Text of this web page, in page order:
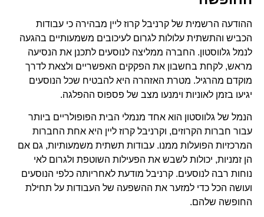
ההודעה הרשמית של קרניבל קרוז ליין מבהירה כי עבודות
הכביש והתשתית עלולות לגרום לעיכובים משמעותיים בהגעה
לנמל גלווסטון. החברה ממליצה לנוסעים לתכנן את הנסיעה
מראש, לקחת בחשבון את הפקקים האפשריים ולצאת לדרך
מוקדם מהרגיל. מטרת האזהרה היא להבטיח שכל הנוסעים
יגיעו בזמן לאוניות וימנעו מצב של פספוס ההפלגה.
הנמל של גלווסטון הוא אחד מנמלי הבית הפופולריים ביותר
עבור חברות הקרוזים, וקרניבל קרוז ליין היא אחת החברות
המרכזיות הפועלות ממנו. עבודות תשתית משמעותיות, גם אם
הן זמניות, יכולות לשבש את הפעילות השוטפת ולגרום לאי
נוחות רבה לנוסעים. קרניבל מודעת לאחריותה כלפי הנוסעים
ועושה הכל כדי למזער את ההשפעה של העבודות על תחילת
החופשה שלהם.